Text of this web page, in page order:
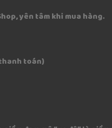
yên tâm khi mua hàng.
toán)